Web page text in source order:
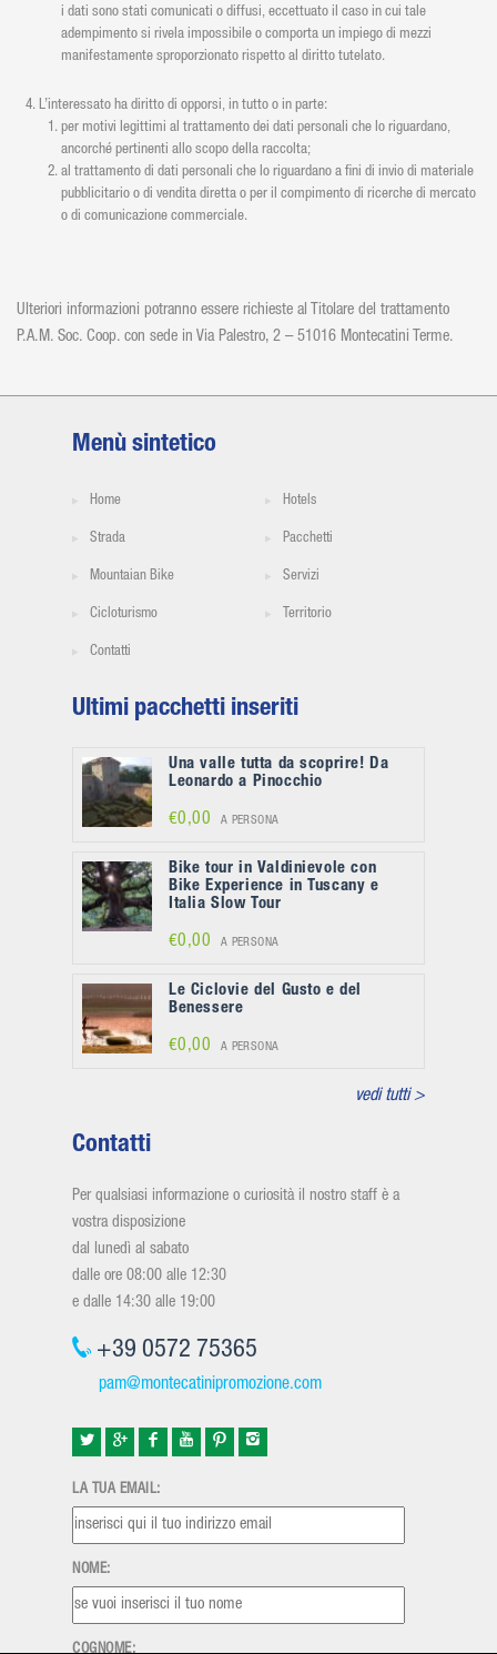
i dati sono stati comunicati o diffusi, eccettuato il caso in cui tale
adempimento si rivela impossibile o comporta un impiego di mezzi
manifestamente sproporzionato rispetto al diritto tutelato.
L’interessato ha diritto di opporsi, in tutto o in parte:
per motivi legittimi al trattamento dei dati personali che lo riguardano,
ancorché pertinenti allo scopo della raccolta;
al trattamento di dati personali che lo riguardano a fini di invio di materiale
pubblicitario o di vendita diretta o per il compimento di ricerche di mercato
o di comunicazione commerciale.
Ulteriori informazioni potranno essere richieste al Titolare del trattamento
P.A.M. Soc. Coop. con sede in Via Palestro, 2 – 51016 Montecatini Terme.
Menù sintetico
Home Hotels
Strada Pacchetti
Mountaian Bike Servizi
Cicloturismo Territorio
Contatti
Ultimi pacchetti inseriti
Una valle tutta da scoprire! Da
Leonardo a Pinocchio
€0,00 A PERSONA
Bike tour in Valdinievole con
Bike Experience in Tuscany e
Italia Slow Tour
€0,00 A PERSONA
Le Ciclovie del Gusto e del
Benessere
€0,00 A PERSONA
vedi tutti >
Contatti
Per qualsiasi informazione o curiosità il nostro staff è a
vostra disposizione
dal lunedì al sabato
dalle ore 08:00 alle 12:30
e dalle 14:30 alle 19:00
+39 0572 75365
pam@montecatinipromozione.com
LA TUA EMAIL:
NOME:
COGNOME: